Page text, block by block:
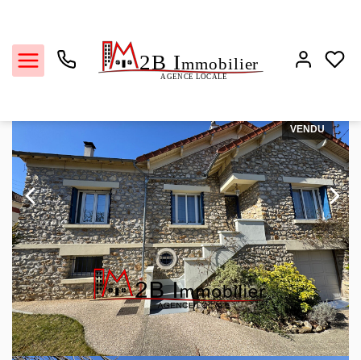
Ventes
Locations
Estimation
Biens vendus
L'agence
Vente maison 200 m², Lagny sur marne 77400Seine-et-Marne
Accueil
VENDU